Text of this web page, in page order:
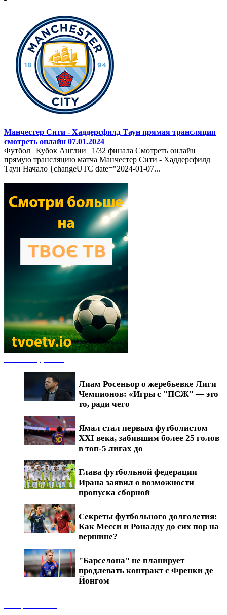
Манчестер Сити - Хаддерсфилд Таун прямая трансляция
смотреть онлайн 07.01.2024
Футбол | Кубок Англии | 1/32 финала Смотреть онлайн
прямую трансляцию матча Манчестер Сити - Хаддерсфилд
Таун Начало {changeUTC date="2024-01-07...
Лиам Росеньор о жеребьевке Лиги
Чемпионов: «Игры с "ПСЖ" — это
то, ради чего
Ямал стал первым футболистом
XXI века, забившим более 25 голов
в топ-5 лигах до
Глава футбольной федерации
Ирана заявил о возможности
пропуска сборной
Секреты футбольного долголетия:
Как Месси и Роналду до сих пор на
вершине?
"Барселона" не планирует
продлевать контракт с Френки де
Йонгом